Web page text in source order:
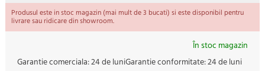
Produsul este in stoc magazin (mai mult de 3 bucati) si este disponibil pentru
livrare sau ridicare din showroom.
În stoc magazin
Garantie comerciala:24 de luniGarantie conformitate:24 de luni